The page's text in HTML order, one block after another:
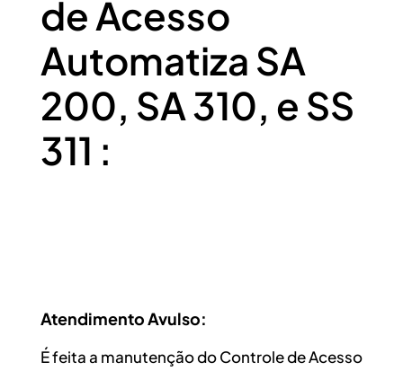
de Acesso
Automatiza SA
200, SA 310, e SS
311 :
Atendimento Avulso:
É feita a manutenção do Controle de Acesso